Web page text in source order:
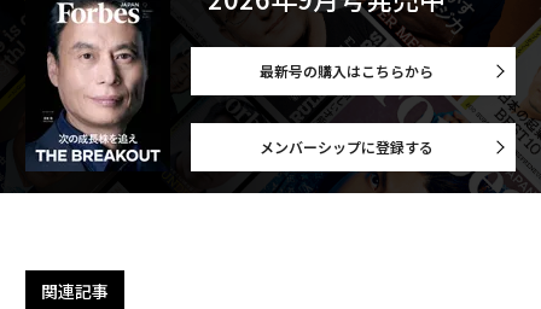
最新号の購入はこちらから
メンバーシップに登録する
関連記事